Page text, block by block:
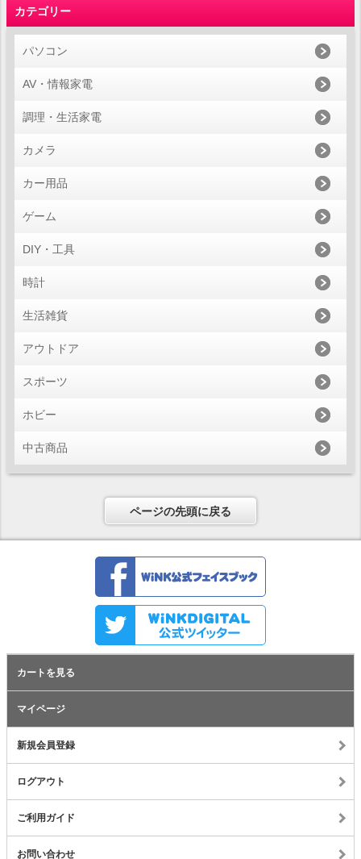
カテゴリー
パソコン
AV・情報家電
調理・生活家電
カメラ
カー用品
ゲーム
DIY・工具
時計
生活雑貨
アウトドア
スポーツ
ホビー
中古商品
ページの先頭に戻る
カートを見る
マイページ
新規会員登録
ログアウト
ご利用ガイド
お問い合わせ